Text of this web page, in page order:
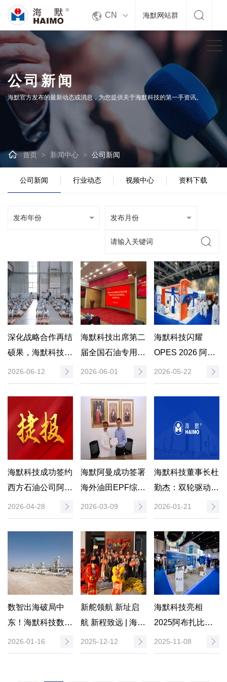
 CN 海默网站群 
公司新闻
海默官方发布的最新动态或消息，为您提供关于海默科技的第一手资讯。
 首页 > 新闻中心 > 公司新闻
公司新闻 行业动态 视频中心 资料下载
深化战略合作再结
硕果，海默科技
30台多相流量计
即将发往中海油某
油田
2026-06-12
海默科技出席第二
届全国石油专用计
量测试技术委员会
大会 荣膺国家级
石油专用计量测试
技术委员会...
2026-06-01
海默科技闪耀
OPES 2026 阿曼
石油展，一体化数
智方案助力油气行
业高质量发展
2026-05-22
海默科技成功签约
西方石油公司阿曼
长期油田服务项
目，持续深化国际
市场布局
2026-04-28
海默阿曼成功签署
海外油田EPF综合
服务合同，持续深
化海外战略布局
2026-03-09
海默科技董事长杜
勤杰：双轮驱动锁
定转型发展新航线
2026-01-21
数智出海破局中
东！海默科技数字
化项目成功落地阿
曼
2026-01-16
新舵领航 新址启
航 新程致远 | 海默
科技北京总部喜迁
新址
2025-12-12
海默科技亮相
2025阿布扎比国
际石油展，数智赋
能油气行业发展
2025-11-08